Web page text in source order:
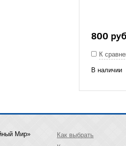
800
К
В наличии
Мир»
Как выбрать